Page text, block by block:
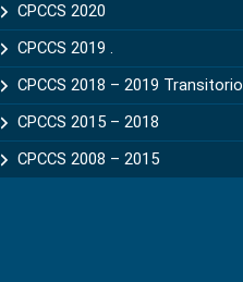
CPCCS 2020
CPCCS 2019 .
CPCCS 2018 – 2019 Transitorio
CPCCS 2015 – 2018
CPCCS 2008 – 2015